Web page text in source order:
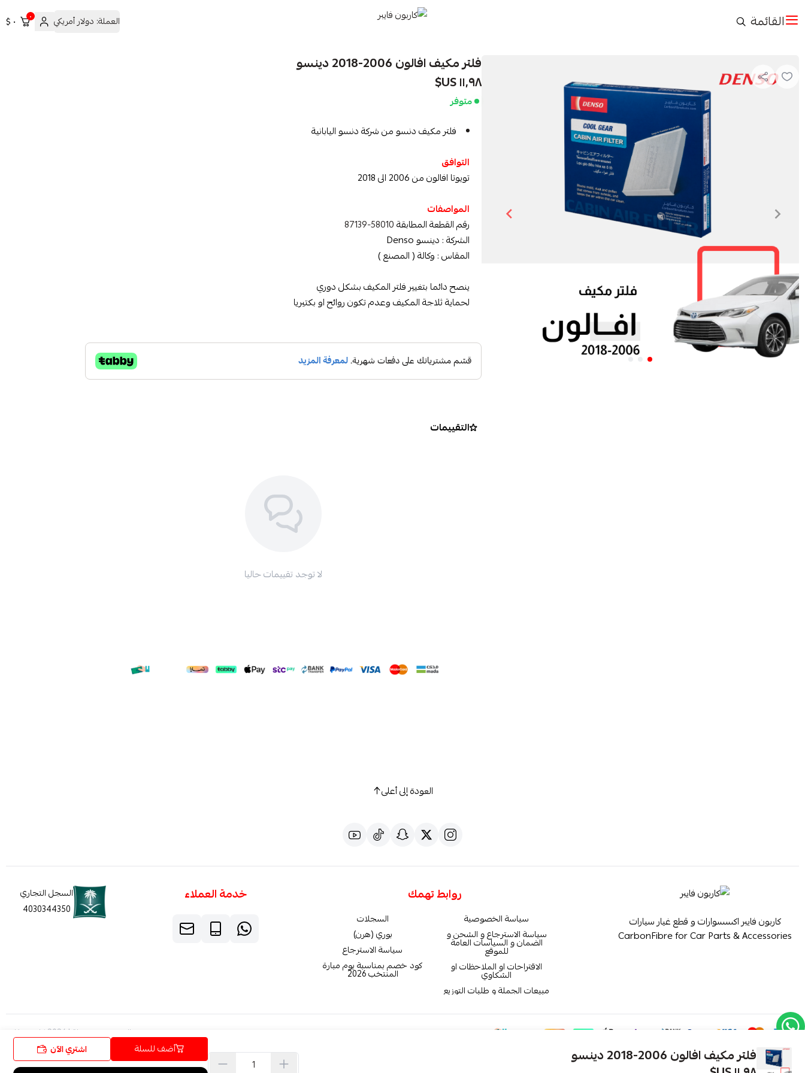
القائمة العملة: دولار أمريكي ٠ ٠ $
فلتر مكيف افالون 2006-2018 دينسو
١١٫٩٨ US$
متوفر
فلتر مكيف دنسو من شركة دنسو اليابانية
التوافق
تويوتا افالون من 2006 الى 2018
المواصفات
رقم القطعة المطابقة58010-87139
الشركة : دينسو Denso
المقاس : وكالة ( المصنع )
ينصح دائما بتغيير فلتر المكيف بشكل دوري
لحماية ثلاجة المكيف وعدم تكون روائح او بكتيريا
فلتر مكيف افالون 2006-2018 دينسو أضف للسلة اشتري الآن
التقييمات
لا توجد تقييمات حاليا
العودة إلى أعلى
كاربون فايبر اكسسوارات و قطع غيار سيارات
CarbonFibre for Car Parts & Accessories
روابط تهمك
سياسة الخصوصية
سياسة الاسترجاع و الشحن و
الضمان و السياسات العامة
للموقع
الاقتراحات او الملاحظات او
الشكاوي
مبيعات الجملة و طلبات التوزيع
السجلات
بوري (هرن)
سياسة الاسترجاع
كود خصم بمناسبة يوم مبارة
المنتخب 2026
خدمة العملاء
السجل التجاري
4030344350
الحقوق محفوظة | 2026 كاربون فايبر